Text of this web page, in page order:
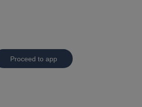
Proceed to app